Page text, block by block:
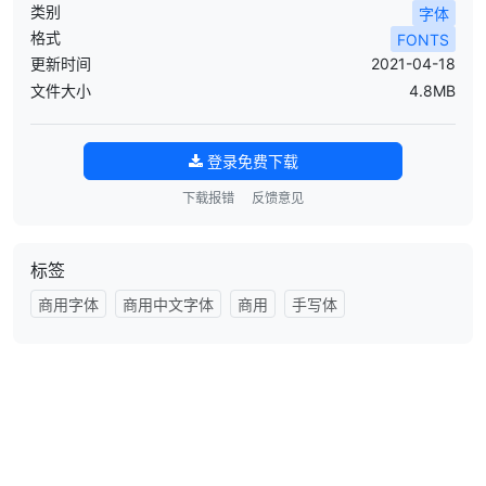
类别
字体
格式
FONTS
更新时间
2021-04-18
文件大小
4.8MB
登录免费下载
下载报错 反馈意见
标签
商用字体 商用中文字体 商用 手写体